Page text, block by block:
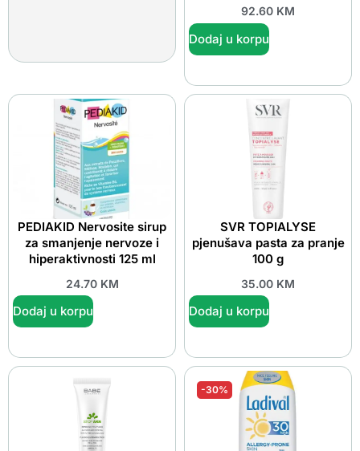
92.60 KM
Dodaj u korpu
PEDIAKID Nervosite sirup
za smanjenje nervoze i
hiperaktivnosti 125 ml
24.70 KM
Dodaj u korpu
SVR TOPIALYSE
pjenušava pasta za pranje
100 g
35.00 KM
Dodaj u korpu
-30%